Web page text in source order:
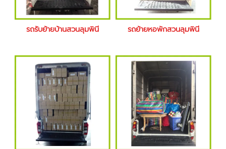
รถรับย้ายบ้านสวนลุมพินี รถย้ายหอพักสวนลุมพินี